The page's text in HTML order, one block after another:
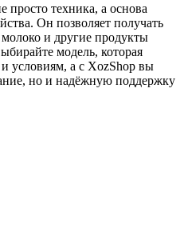
просто техника, а основа
Он позволяет получать
и другие продукты
модель, которая
условиям, а с XozShop вы
но и надёжную поддержку